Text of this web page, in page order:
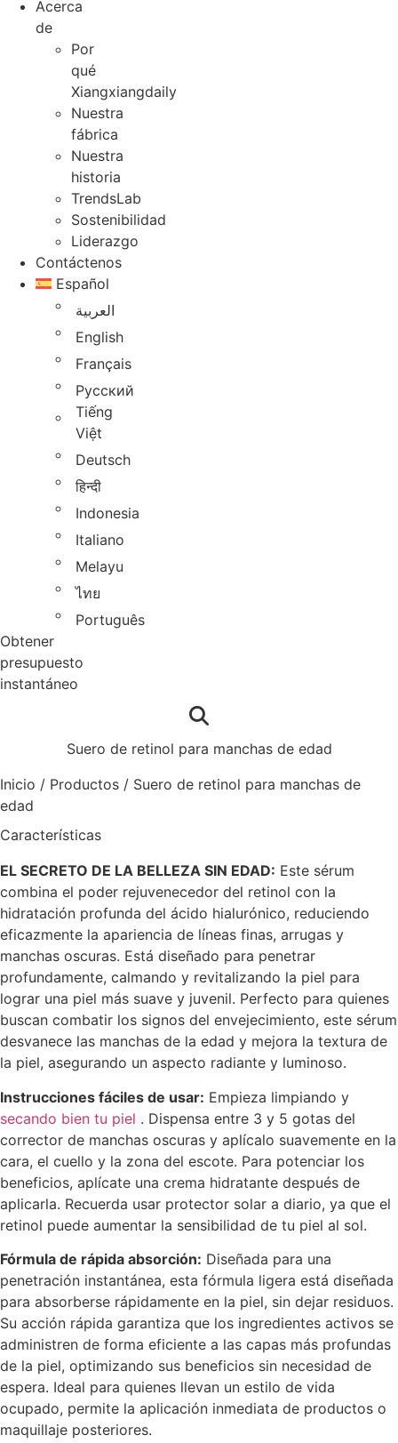
Acerca
de
Por
qué
Xiangxiangdaily
Nuestra
fábrica
Nuestra
historia
TrendsLab
Sostenibilidad
Liderazgo
Contáctenos
Español
العربية
English
Français
Русский
Tiếng
Việt
Deutsch
हिन्दी
Indonesia
Italiano
Melayu
ไทย
Português
Obtener
presupuesto
instantáneo
Suero de retinol para manchas de edad
Inicio / Productos / Suero de retinol para manchas de
edad
Características
EL SECRETO DE LA BELLEZA SIN EDAD: Este sérum
combina el poder rejuvenecedor del retinol con la
hidratación profunda del ácido hialurónico, reduciendo
eficazmente la apariencia de líneas finas, arrugas y
manchas oscuras. Está diseñado para penetrar
profundamente, calmando y revitalizando la piel para
lograr una piel más suave y juvenil. Perfecto para quienes
buscan combatir los signos del envejecimiento, este sérum
desvanece las manchas de la edad y mejora la textura de
la piel, asegurando un aspecto radiante y luminoso.
Instrucciones fáciles de usar: Empieza limpiando y
secando bien tu piel . Dispensa entre 3 y 5 gotas del
corrector de manchas oscuras y aplícalo suavemente en la
cara, el cuello y la zona del escote. Para potenciar los
beneficios, aplícate una crema hidratante después de
aplicarla. Recuerda usar protector solar a diario, ya que el
retinol puede aumentar la sensibilidad de tu piel al sol.
Fórmula de rápida absorción: Diseñada para una
penetración instantánea, esta fórmula ligera está diseñada
para absorberse rápidamente en la piel, sin dejar residuos.
Su acción rápida garantiza que los ingredientes activos se
administren de forma eficiente a las capas más profundas
de la piel, optimizando sus beneficios sin necesidad de
espera. Ideal para quienes llevan un estilo de vida
ocupado, permite la aplicación inmediata de productos o
maquillaje posteriores.